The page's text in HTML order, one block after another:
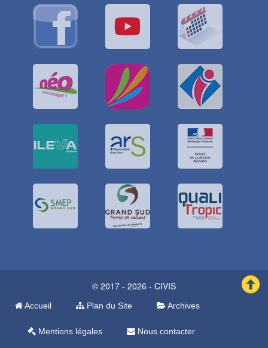
© 2017 - 2026 - CIVIS
Accueil Plan du Site Archives
Mentions légales Nous contacter